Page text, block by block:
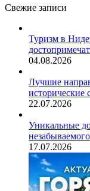
Свежие записи
Туризм в
04.08.2026
Лучшие
исторические
22.07.2026
Уникальные
17.07.2026